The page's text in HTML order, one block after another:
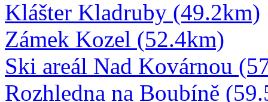
Klášter Kladruby (49.2km)
Zámek Kozel (52.4km)
Ski areál Nad Kovárnou
Rozhledna na Boubíně